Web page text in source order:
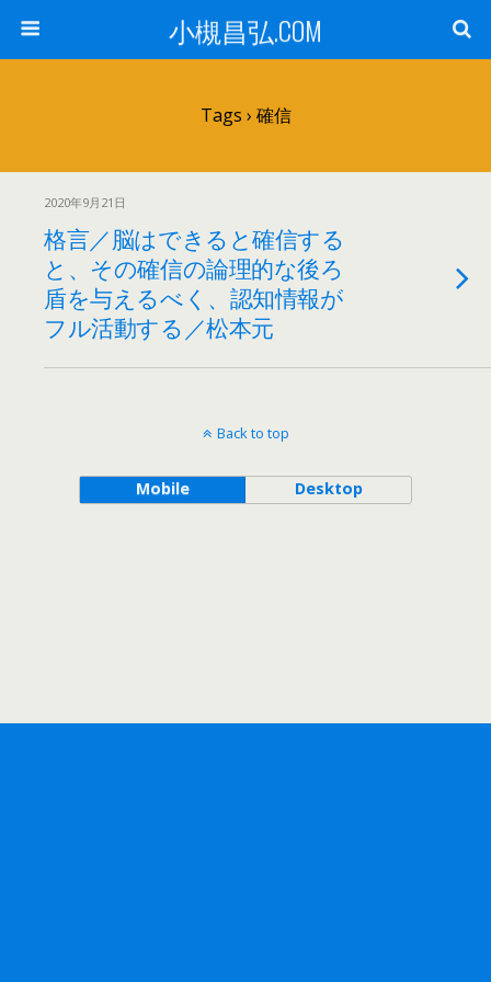
小槻昌弘.COM
Tags › 確信
2020年9月21日
格言／脳はできると確信する
と、その確信の論理的な後ろ
盾を与えるべく、認知情報が
フル活動する／松本元
Back to top
Mobile Desktop